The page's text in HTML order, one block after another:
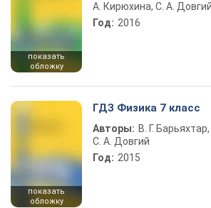
показать
обложку
А. Кирюхина, С. А. Довгий
Год: 2016
показать
обложку
ГДЗ Физика 7 класс
Авторы: В. Г.
С. А. Довгий
Год: 2015